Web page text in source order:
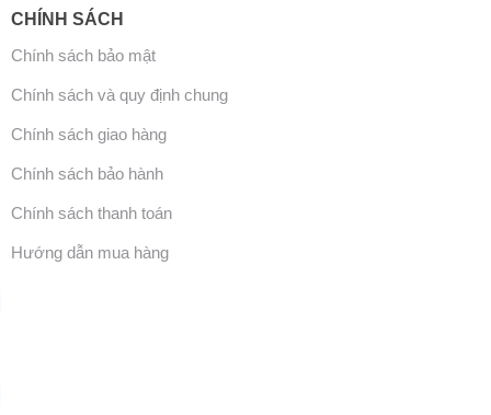
CHÍNH SÁCH
Chính sách bảo mật
Chính sách và quy định chung
Chính sách giao hàng
Chính sách bảo hành
Chính sách thanh toán
Hướng dẫn mua hàng